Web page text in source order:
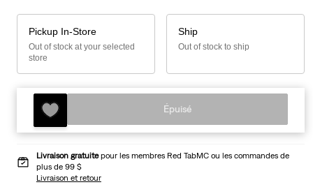
Pickup In-Store
Out of stock at your selected
store
Ship
Out of stock to ship
Épuisé
Livraison gratuitepour les membres Red TabMC ou les commandes de
plus de 99 $
Livraison et retour